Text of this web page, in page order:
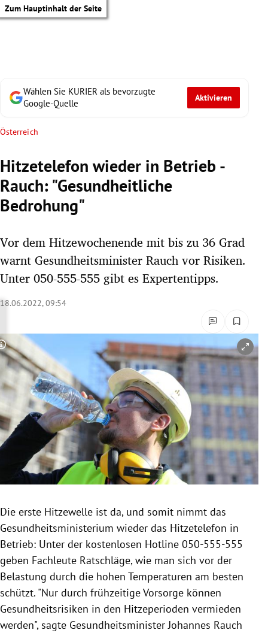
Zum Hauptinhalt der Seite
Untermenü
Untermenü
Untermenü
Untermenü
Untermenü
Untermenü
Untermenü
Untermenü
Untermenü
Wählen Sie KURIER als bevorzugte
Google-Quelle
Aktivieren
Österreich
Hitzetelefon wieder in Betrieb -
Rauch: "Gesundheitliche
Bedrohung"
Vor dem Hitzewochenende mit bis zu 36 Grad
warnt Gesundheitsminister Rauch vor Risiken.
Unter 050-555-555 gibt es Expertentipps.
18.06.2022, 09:54
Copyright-Hinweis öffnen/schließen
Die erste Hitzewelle ist da, und somit nimmt das
Gesundheitsministerium wieder das Hitzetelefon in
Betrieb: Unter der kostenlosen Hotline 050-555-555
geben Fachleute Ratschläge, wie man sich vor der
Belastung durch die hohen Temperaturen am besten
schützt. "Nur durch frühzeitige Vorsorge können
Gesundheitsrisiken in den Hitzeperioden vermieden
werden", sagte Gesundheitsminister Johannes Rauch